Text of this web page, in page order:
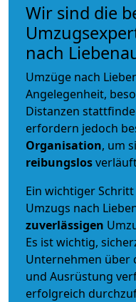
Wir sind die
nach
Umzüge nach
Angelegenheit,
Distanzen
erfordern jedoch
Organisation, um
reibungslos
Ein wichtiger
Umzugs nach
zuverlässigen
Es ist wichtig,
Unternehmen über
und Ausrüstung
erfolgreich